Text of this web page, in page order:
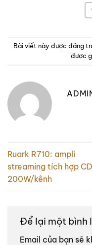
Bài viết này được đăng
được
Ruark R710: ampli
streaming tích hợp
200W/kênh
Để lại một bình
Email của bạn sẽ